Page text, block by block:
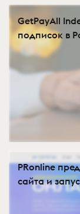
GetPayAll
подписок в
PRonline
сайта и